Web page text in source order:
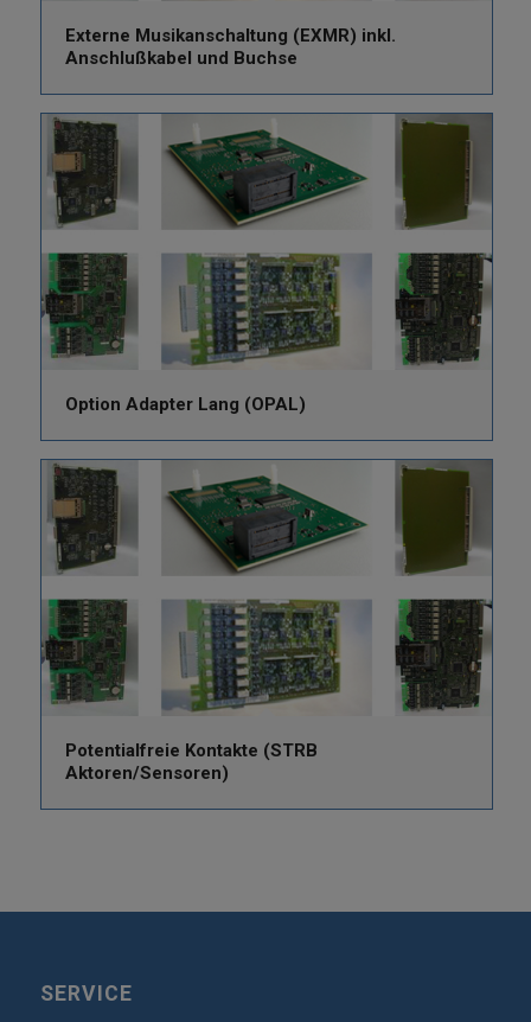
Externe Musikanschaltung (EXMR) inkl.
Anschlußkabel und Buchse
Option Adapter Lang (OPAL)
Potentialfreie Kontakte (STRB
Aktoren/Sensoren)
SERVICE